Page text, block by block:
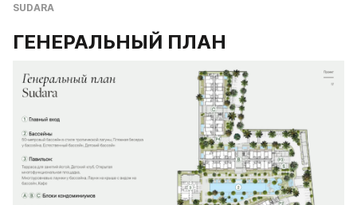
SUDARA
ГЕНЕРАЛЬНЫЙ ПЛАН